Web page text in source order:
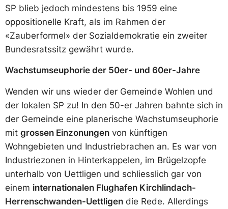
SP blieb jedoch mindestens bis 1959 eine
oppositionelle Kraft, als im Rahmen der
«Zauberformel» der Sozialdemokratie ein zweiter
Bundesratssitz gewährt wurde.
Wachstumseuphorie der 50er- und 60er-Jahre
Wenden wir uns wieder der Gemeinde Wohlen und
der lokalen SP zu! In den 50-er Jahren bahnte sich in
der Gemeinde eine planerische Wachstumseuphorie
mit grossen Einzonungen von künftigen
Wohngebieten und Industriebrachen an. Es war von
Industriezonen in Hinterkappelen, im Brügelzopfe
unterhalb von Uettligen und schliesslich gar von
einem internationalen Flughafen Kirchlindach-
Herrenschwanden-Uettligen die Rede. Allerdings